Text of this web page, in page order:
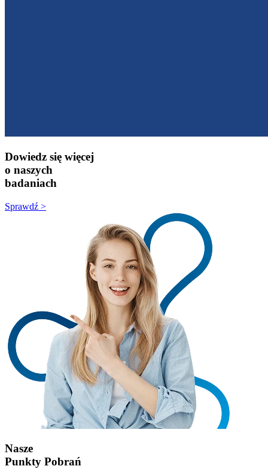
Dowiedz się więcej
o naszych
badaniach
Sprawdź >
Nasze
Punkty Pobrań